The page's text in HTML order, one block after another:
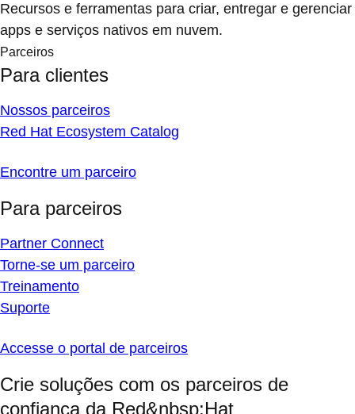
Recursos e ferramentas para criar, entregar e gerenciar
apps e serviços nativos em nuvem.
Parceiros
Para clientes
Nossos parceiros
Red Hat Ecosystem Catalog
Encontre um parceiro
Para parceiros
Partner Connect
Torne-se um parceiro
Treinamento
Suporte
Accesse o portal de parceiros
Crie soluções com os parceiros de
confiança da Red&nbsp;Hat